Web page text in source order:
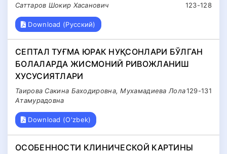
123-128
Саттаров Шокир Хасанович
Download (Русский)
СЕПТАЛ ТУҒМА ЮРАК НУҚСОНЛАРИ БЎЛГАН
БОЛАЛАРДА ЖИСМОНИЙ РИВОЖЛАНИШ
ХУСУСИЯТЛАРИ
129-131
Таирова Сакина Баходировна, Мухамадиева Лола
Атамурадовна
Download (O'zbek)
ОСОБЕННОСТИ КЛИНИЧЕСКОЙ КАРТИНЫ